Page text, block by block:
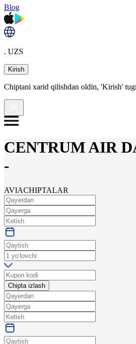
Blog
. UZS
Kirish
Chiptani xarid qilishdan oldin, 'Kirish'
CENTRUM AIR
-
AVIACHIPTALAR
Chipta izlash